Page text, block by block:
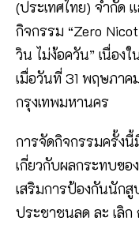
(ประเทศไทย) จำกัด
กิจกรรม “Zero
วิน ไม่ง้อควัน” เนื่อ
เมื่อวันที่ 31 พฤษภา
กรุงเทพมหานคร
การจัดกิจกรรมครั้งนี้
เกี่ยวกับผลกระทบข
เสริมการป้องกันนัก
ประชาชนลด ละ เลิ